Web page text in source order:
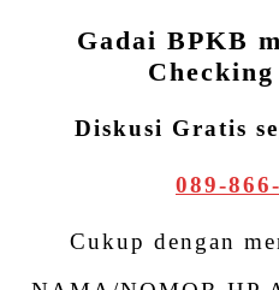
Gadai BPKB
Diskusi Gratis
089-
Cukup dengan